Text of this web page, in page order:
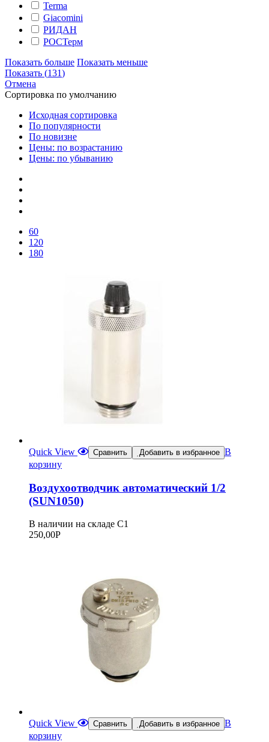
Terma
Giacomini
РИДАН
РОСТерм
Показать больше Показать меньше
Показать (131)
Отмена
Сортировка по умолчанию
Исходная сортировка
По популярности
По новизне
Цены: по возрастанию
Цены: по убыванию
60
120
180
Quick View Сравнить Добавить в избранное В
корзину
Воздухоотводчик автоматический 1/2
(SUN1050)
В наличии на складе С1
250,00Р
Quick View Сравнить Добавить в избранное В
корзину